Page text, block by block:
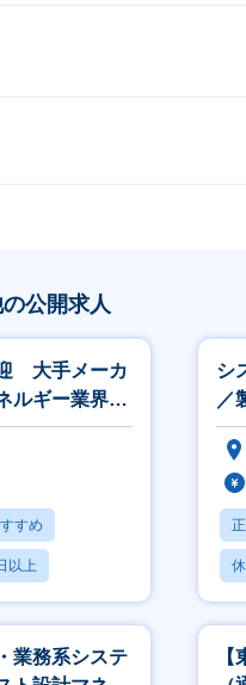
公開求人
大手メーカ
ルギー業界、
すめ
以上
シ
／
ロ
業務系システ